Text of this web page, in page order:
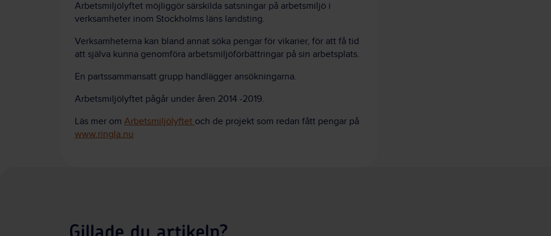
Arbetsmiljölyftet möjliggör särskilda satsningar på arbetsmiljö i
verksamheter inom Stockholms läns landsting.
Verksamheterna kan bland annat söka pengar för vikarier, för att få tid
att själva kunna genomföra arbetsmiljöförbättringar på sin arbetsplats.
En partssammansatt grupp handlägger ansökningarna.
Arbetsmiljölyftet pågår under åren 2014 -2019.
Läs mer om Arbetsmiljölyftet och de projekt som redan fått pengar på
www.ringla.nu